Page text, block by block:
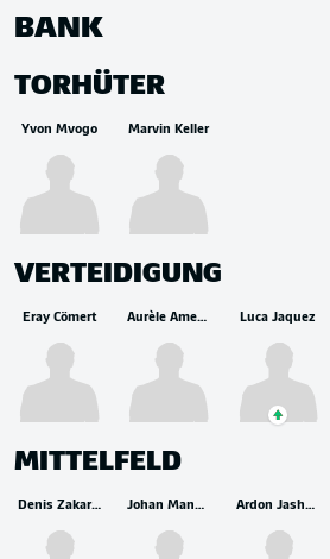
BANK
TORHÜTER
Yvon Mvogo Marvin Keller
VERTEIDIGUNG
Eray Cömert Aurèle Amenda Luca Jaquez
MITTELFELD
Denis Zakaria Johan Manzambi Ardon Jashari